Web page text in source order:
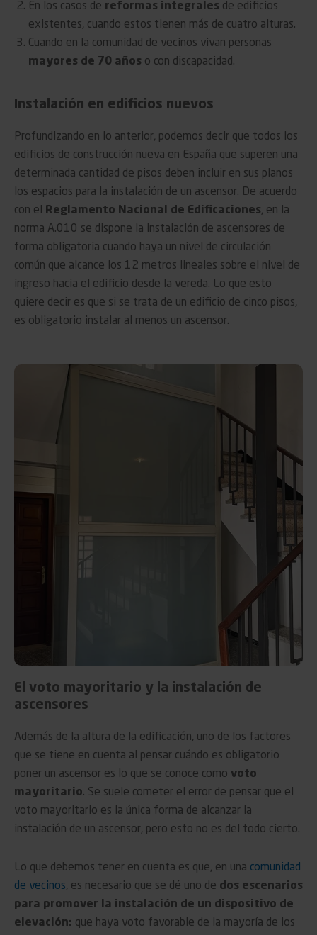
En los casos de reformas integrales de edificios
existentes, cuando estos tienen más de cuatro alturas.
Cuando en la comunidad de vecinos vivan personas
mayores de 70 años o con discapacidad.
Instalación en edificios nuevos
Profundizando en lo anterior, podemos decir que todos los
edificios de construcción nueva en España que superen una
determinada cantidad de pisos deben incluir en sus planos
los espacios para la instalación de un ascensor. De acuerdo
con el Reglamento Nacional de Edificaciones, en la
norma A.010 se dispone la instalación de ascensores de
forma obligatoria cuando haya un nivel de circulación
común que alcance los 12 metros lineales sobre el nivel de
ingreso hacia el edificio desde la vereda. Lo que esto
quiere decir es que si se trata de un edificio de cinco pisos,
es obligatorio instalar al menos un ascensor.
El voto mayoritario y la instalación de
ascensores
Además de la altura de la edificación, uno de los factores
que se tiene en cuenta al pensar cuándo es obligatorio
poner un ascensor es lo que se conoce como voto
mayoritario. Se suele cometer el error de pensar que el
voto mayoritario es la única forma de alcanzar la
instalación de un ascensor, pero esto no es del todo cierto.
Lo que debemos tener en cuenta es que, en una comunidad
de vecinos, es necesario que se dé uno de dos escenarios
para promover la instalación de un dispositivo de
elevación: que haya voto favorable de la mayoría de los